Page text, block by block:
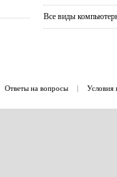
Все виды
Ответы на вопросы | Условия